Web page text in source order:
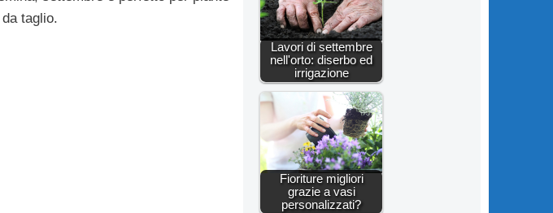
taglio.
Lavori di settembre
nell'orto: diserbo ed
irrigazione
Fioriture migliori
grazie a vasi
personalizzati?